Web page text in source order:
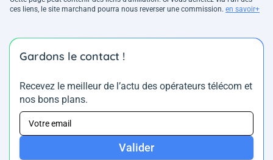
ces liens, le site marchand pourra nous reverser une commission. en savoir+
Gardons le contact !
Recevez le meilleur de l’actu des opérateurs télécom et
nos bons plans.
Valider